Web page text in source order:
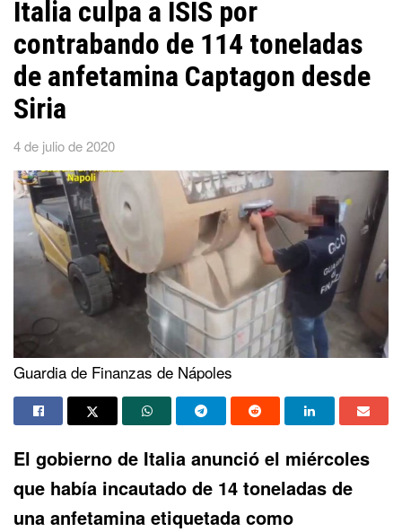
Italia culpa a ISIS por
contrabando de 114 toneladas
de anfetamina Captagon desde
Siria
4 de julio de 2020
Guardia de Finanzas de Nápoles
El gobierno de Italia anunció el miércoles
que había incautado de 14 toneladas de
una anfetamina etiquetada como